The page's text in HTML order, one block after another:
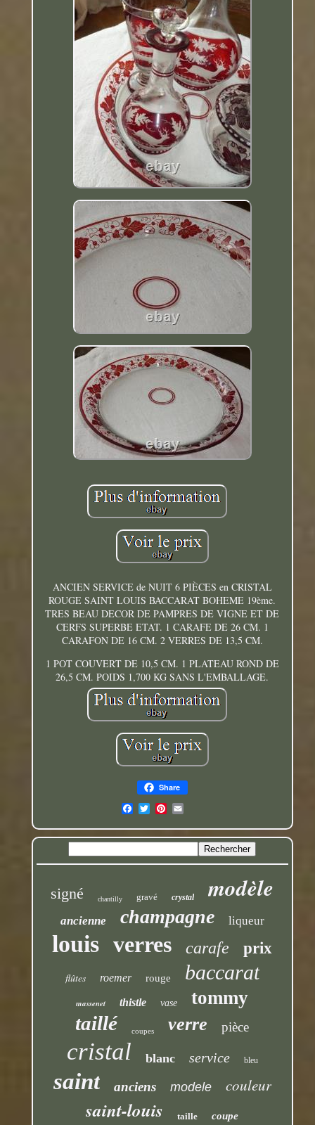
ANCIEN SERVICE de NUIT 6 PIÈCES en CRISTAL
ROUGE SAINT LOUIS BACCARAT BOHEME 19ème.
TRES BEAU DECOR DE PAMPRES DE VIGNE ET DE
CERFS SUPERBE ETAT. 1 CARAFE DE 26 CM. 1
CARAFON DE 16 CM. 2 VERRES DE 13,5 CM.
1 POT COUVERT DE 10,5 CM. 1 PLATEAU ROND DE
26,5 CM. POIDS 1,700 KG SANS L'EMBALLAGE.
Share
signé chantilly gravé crystal modèle
ancienne champagne liqueur
louis verres carafe prix
flûtes roemer rouge baccarat
massenet thistle vase tommy
taillé coupes verre pièce
cristal blanc service bleu
saint anciens modele couleur
saint-louis taille coupe